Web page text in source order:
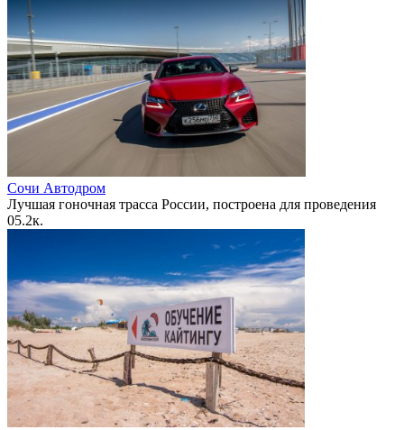
Сочи Автодром
Лучшая гоночная трасса России, построена для проведения
05.2к.